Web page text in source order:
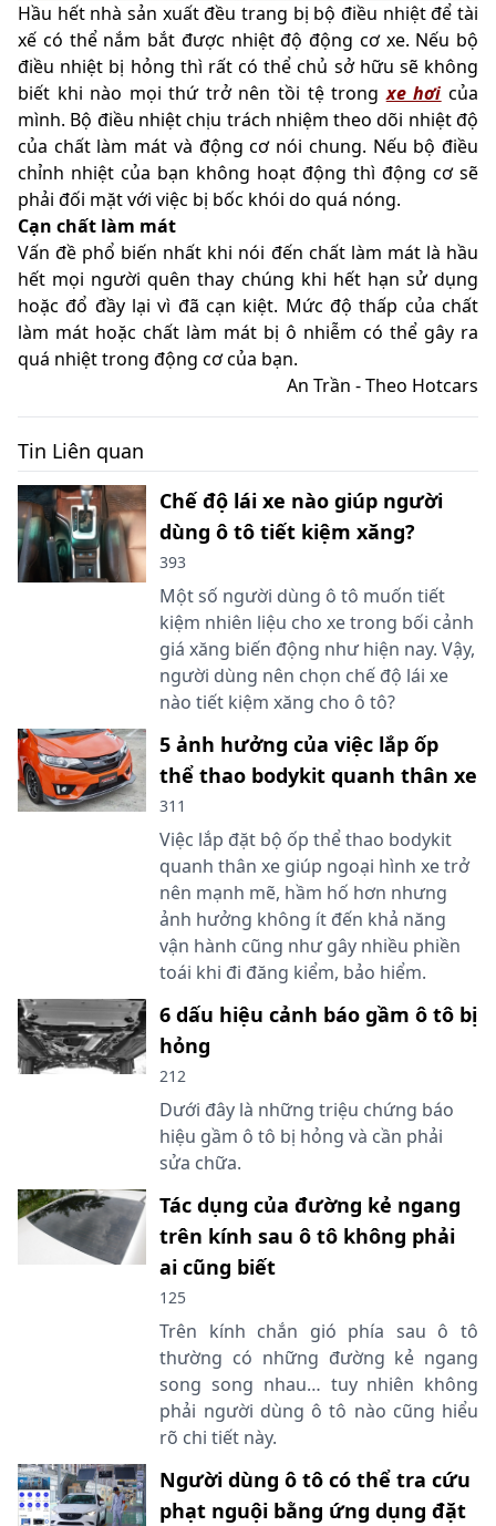
Hầu hết nhà sản xuất đều trang bị bộ điều nhiệt để tài
xế có thể nắm bắt được nhiệt độ động cơ xe. Nếu bộ
điều nhiệt bị hỏng thì rất có thể chủ sở hữu sẽ không
biết khi nào mọi thứ trở nên tồi tệ trongxe hơi của
mình. Bộ điều nhiệt chịu trách nhiệm theo dõi nhiệt độ
của chất làm mát và động cơ nói chung. Nếu bộ điều
chỉnh nhiệt của bạn không hoạt động thì động cơ sẽ
phải đối mặt với việc bị bốc khói do quá nóng.
Cạn chất làm mát
Vấn đề phổ biến nhất khi nói đến chất làm mát là hầu
hết mọi người quên thay chúng khi hết hạn sử dụng
hoặc đổ đầy lại vì đã cạn kiệt. Mức độ thấp của chất
làm mát hoặc chất làm mát bị ô nhiễm có thể gây ra
quá nhiệt trong động cơ của bạn.
An Trần - Theo Hotcars
Tin Liên quan
Chế độ lái xe nào giúp người
dùng ô tô tiết kiệm xăng?
393
Một số người dùng ô tô muốn tiết
kiệm nhiên liệu cho xe trong bối cảnh
giá xăng biến động như hiện nay. Vậy,
người dùng nên chọn chế độ lái xe
nào tiết kiệm xăng cho ô tô?
5 ảnh hưởng của việc lắp ốp
thể thao bodykit quanh thân xe
311
Việc lắp đặt bộ ốp thể thao bodykit
quanh thân xe giúp ngoại hình xe trở
nên mạnh mẽ, hầm hố hơn nhưng
ảnh hưởng không ít đến khả năng
vận hành cũng như gây nhiều phiền
toái khi đi đăng kiểm, bảo hiểm.
6 dấu hiệu cảnh báo gầm ô tô bị
hỏng
212
Dưới đây là những triệu chứng báo
hiệu gầm ô tô bị hỏng và cần phải
sửa chữa.
Tác dụng của đường kẻ ngang
trên kính sau ô tô không phải
ai cũng biết
125
Trên kính chắn gió phía sau ô tô
thường có những đường kẻ ngang
song song nhau… tuy nhiên không
phải người dùng ô tô nào cũng hiểu
rõ chi tiết này.
Người dùng ô tô có thể tra cứu
phạt nguội bằng ứng dụng đặt